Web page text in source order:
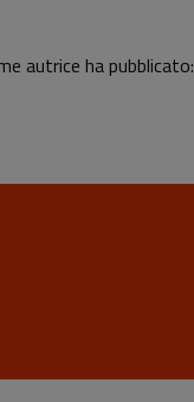
autrice ha pubblicato: